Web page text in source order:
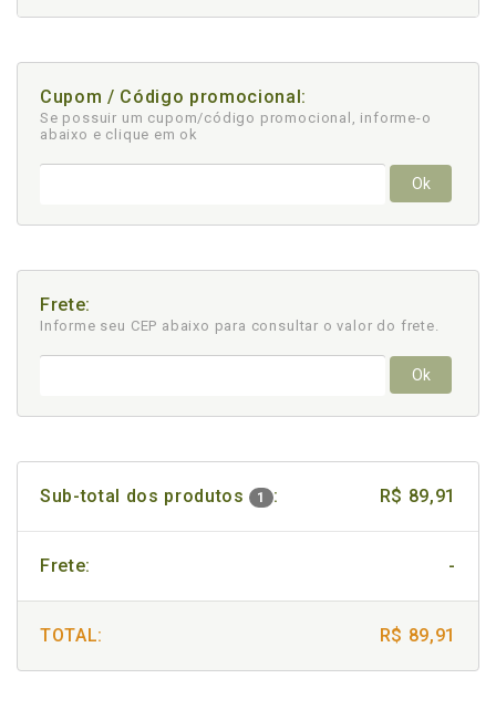
Cupom / Código promocional:
Se possuir um cupom/código promocional, informe-o
abaixo e clique em ok
Ok
Frete:
Informe seu CEP abaixo para consultar o valor do frete.
Ok
Sub-total dos produtos 1 : R$ 89,91
Frete: -
TOTAL: R$ 89,91